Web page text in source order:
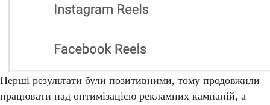
Перші результати були позитивними, тому продовжили
працювати над оптимізацією рекламних кампаній, а